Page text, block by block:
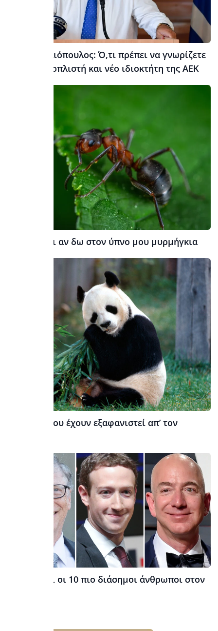
Μάριος Ηλιόπουλος: Ό,τι πρέπει να γνωρίζετε
για τον εφοπλιστή και νέο ιδιοκτήτη της ΑΕΚ
Τι σημαίνει αν δω στον ύπνο μου μυρμήγκια
Τα 7 Ζώα που έχουν εξαφανιστεί απ’ τον
Ποιοι είναι οι 10 πιο διάσημοι άνθρωποι στον